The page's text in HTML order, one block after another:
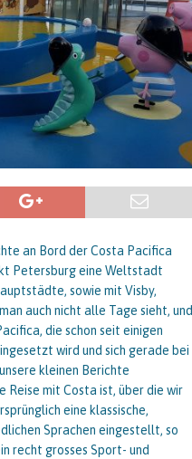
an Bord der Costa Pacifica
Petersburg eine Weltstadt
sowie mit Visby,
auch nicht alle Tage sieht, und
die schon seit einigen
wird und sich gerade bei
kleinen Berichte
mit Costa ist, über die wir
eine klassische,
Sprachen eingestellt, so
recht grosses Sport- und